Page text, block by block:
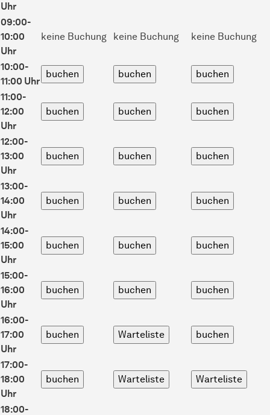
Uhr
09:00-
10:00
Uhr
keine Buchung keine Buchung keine Buchung
10:00-
11:00 Uhr
11:00-
12:00
Uhr
12:00-
13:00
Uhr
13:00-
14:00
Uhr
14:00-
15:00
Uhr
15:00-
16:00
Uhr
16:00-
17:00
Uhr
17:00-
18:00
Uhr
18:00-